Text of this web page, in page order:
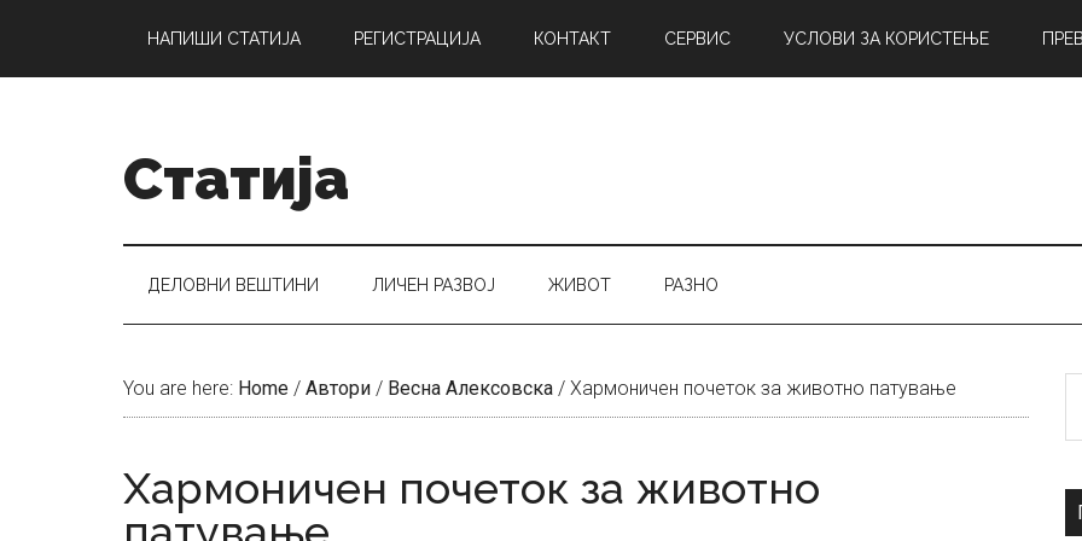
main
secondary
primary
НАПИШИ СТАТИЈА РЕГИСТРАЦИЈА КОНТАКТ СЕРВИС УСЛОВИ ЗА КОРИСТЕЊЕ
Статија
ДЕЛОВНИ ВЕШТИНИ ЛИЧЕН РАЗВОЈ ЖИВОТ РАЗНО
You are here: Home / Автори / Весна Алексовска / Хармоничен почеток за животно патување
Хармоничен почеток за животно